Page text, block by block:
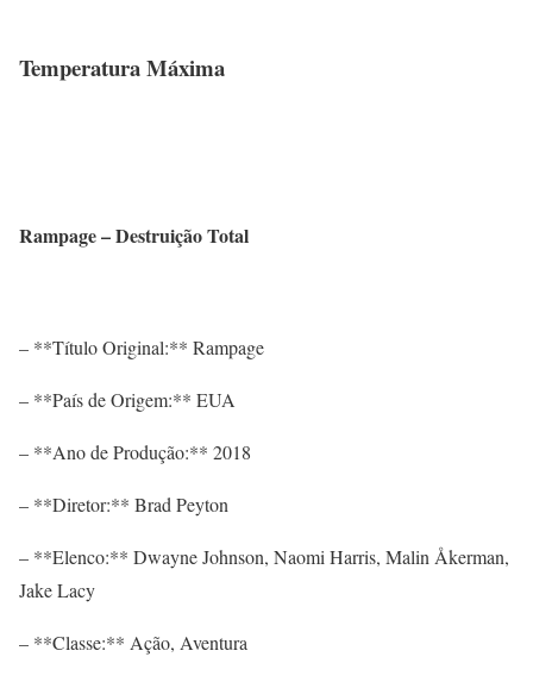
Temperatura Máxima
Rampage – Destruição Total
– **Título Original:** Rampage
– **País de Origem:** EUA
– **Ano de Produção:** 2018
– **Diretor:** Brad Peyton
– **Elenco:** Dwayne Johnson, Naomi Harris, Malin Åkerman,
Jake Lacy
– **Classe:** Ação, Aventura